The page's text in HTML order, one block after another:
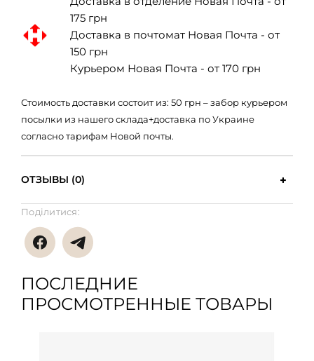
175 грн
Доставка в почтомат Новая Почта - от
150 грн
Курьером Новая Почта - от 170 грн
Стоимость доставки состоит из: 50 грн – забор курьером
посылки из нашего склада+доставка по Украине
согласно тарифам Новой почты.
ОТЗЫВЫ (0)
Поділитися:
ПОСЛЕДНИЕ
ПРОСМОТРЕННЫЕ ТОВАРЫ